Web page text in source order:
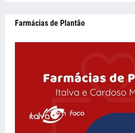
Farmácias de Plantão